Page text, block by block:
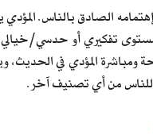
الصادق بالناس.
تفكيري أو حدسي/
ومباشرة المؤدي في
للناس من أي تصنيف آخر.